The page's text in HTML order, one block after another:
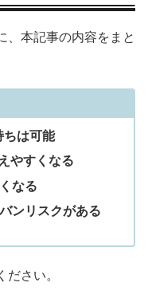
、本記事の内容をまと
ちは可能
やすくなる
なる
ンリスクがある
さい。